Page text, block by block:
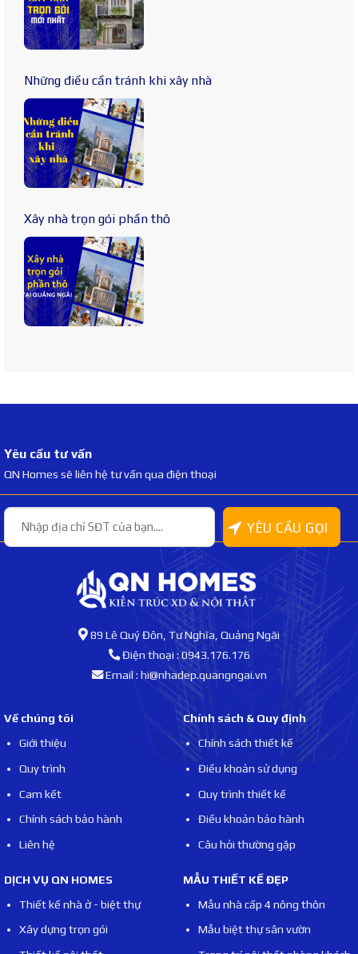
Những điều cần tránh khi xây nhà
Xây nhà trọn gói phần thô
Yêu cầu tư vấn
QN Homes sẽ liên hệ tư vấn qua điện thoại
89 Lê Quý Đôn, Tư Nghĩa, Quảng Ngãi
Điện thoại : 0943.176.176
Email : hi@nhadep.quangngai.vn
Về chúng tôi
Giới thiệu
Quy trình
Cam kết
Chính sách bảo hành
Liên hệ
Chính sách & Quy định
Chính sách thiết kế
Điều khoản sử dụng
Quy trình thiết kế
Điều khoản bảo hành
Câu hỏi thường gặp
DỊCH VỤ QN HOMES
Thiết kế nhà ở - biệt thự
Xây dựng trọn gói
MẪU THIẾT KẾ ĐẸP
Mẫu nhà cấp 4 nông thôn
Mẫu biệt thự sân vườn